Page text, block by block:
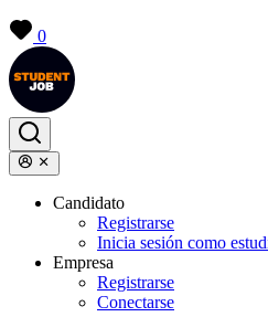
0
Candidato
Registrarse
Inicia sesión como
Empresa
Registrarse
Conectarse